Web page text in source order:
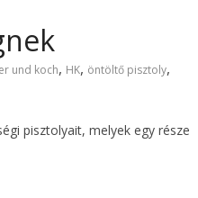
und koch, HK, öntöltő pisztoly,
pisztolyait, melyek egy része